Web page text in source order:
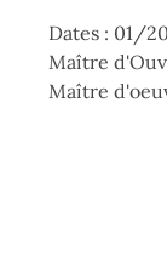
Dates : 01/
Maître
Maître